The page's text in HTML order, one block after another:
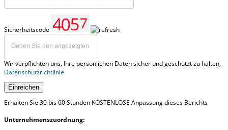
Sicherheitscode
Wir verpflichten uns, Ihre persönlichen Daten sicher und geschützt zu halten,
Datenschutzrichtlinie
Einreichen
Erhalten Sie 30 bis 60 Stunden KOSTENLOSE Anpassung dieses Berichts
Unternehmenszuordnung: